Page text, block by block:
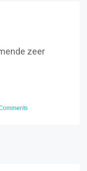
zeer